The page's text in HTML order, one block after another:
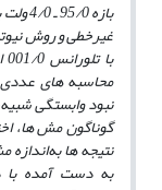
غیرخطی و روش
نبود وابستگی
نتیجه ­ها
به­ دست­ آمده با